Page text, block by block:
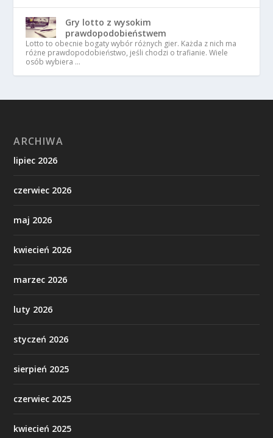
Gry lotto z wysokim
prawdopodobieństwem
Lotto to obecnie bogaty wybór różnych gier. Każda z nich ma
różne prawdopodobieństwo, jeśli chodzi o trafianie. Wiele
osób wybiera …
ARCHIWA
lipiec 2026
czerwiec 2026
maj 2026
kwiecień 2026
marzec 2026
luty 2026
styczeń 2026
sierpień 2025
czerwiec 2025
kwiecień 2025